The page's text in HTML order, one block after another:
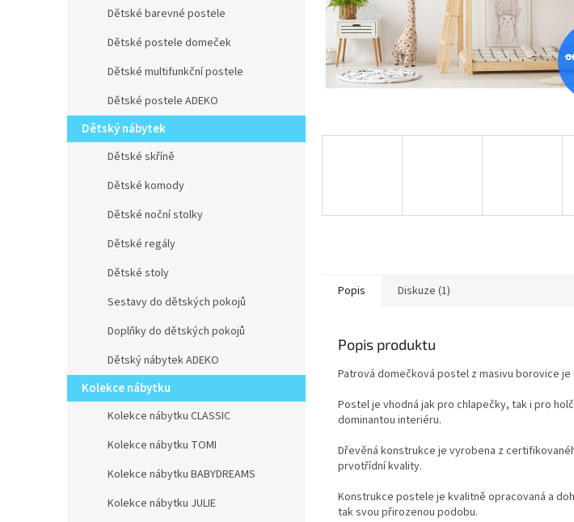
Dětské barevné postele
Dětské postele domeček
Dětské multifunkční postele
Dětské postele ADEKO
Dětský nábytek
Dětské skříně
Dětské komody
Dětské noční stolky
Dětské regály
Dětské stoly
Sestavy do dětských pokojů
Doplňky do dětských pokojů
Dětský nábytek ADEKO
Kolekce nábytku
Kolekce nábytku CLASSIC
Kolekce nábytku TOMI
Kolekce nábytku BABYDREAMS
Kolekce nábytku JULIE
Popis Diskuze (1)
Popis produktu
Patrová domečková postel z masivu borovice
Postel je vhodná jak pro chlapečky, tak i pro
dominantou interiéru.
Dřevěná konstrukce je vyrobena z
prvotřídní kvality.
Konstrukce postele je kvalitně opracovaná a
tak svou přirozenou podobu.